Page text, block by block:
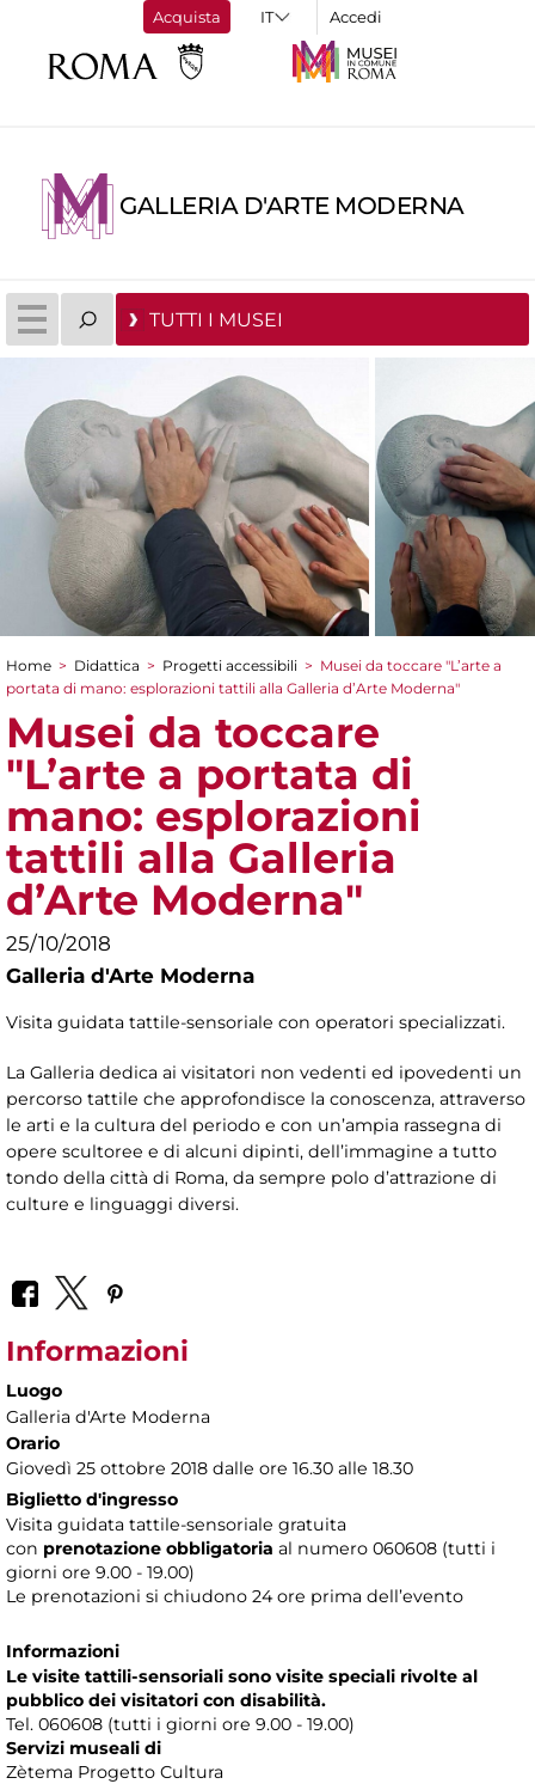
Acquista Accedi
GALLERIA D'ARTE MODERNA
TUTTI I MUSEI
Tu sei qui
Home > Didattica > Progetti accessibili > Musei da toccare "L’arte a
portata di mano: esplorazioni tattili alla Galleria d’Arte Moderna"
Musei da toccare
"L’arte a portata di
mano: esplorazioni
tattili alla Galleria
d’Arte Moderna"
25/10/2018
Galleria d'Arte Moderna
Visita guidata tattile-sensoriale con operatori specializzati.
La Galleria dedica ai visitatori non vedenti ed ipovedenti un
percorso tattile che approfondisce la conoscenza, attraverso
le arti e la cultura del periodo e con un’ampia rassegna di
opere scultoree e di alcuni dipinti, dell’immagine a tutto
tondo della città di Roma, da sempre polo d’attrazione di
culture e linguaggi diversi.
Informazioni
Luogo
Galleria d'Arte Moderna
Orario
Giovedì 25 ottobre 2018 dalle ore 16.30 alle 18.30
Biglietto d'ingresso
Visita guidata tattile-sensoriale gratuita
con prenotazione obbligatoria al numero 060608 (tutti i
giorni ore 9.00 - 19.00)
Le prenotazioni si chiudono 24 ore prima dell’evento
Informazioni
Le visite tattili-sensoriali sono visite speciali rivolte al
pubblico dei visitatori con disabilità.
Tel. 060608 (tutti i giorni ore 9.00 - 19.00)
Servizi museali di
Zètema Progetto Cultura